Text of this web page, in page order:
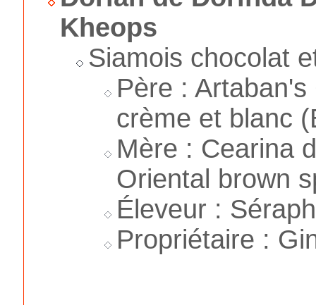
Kheops
Siamois chocolat
Père :
crème et blanc
Mère : Cearina
Oriental brown
Éleveur :
Propriétaire :